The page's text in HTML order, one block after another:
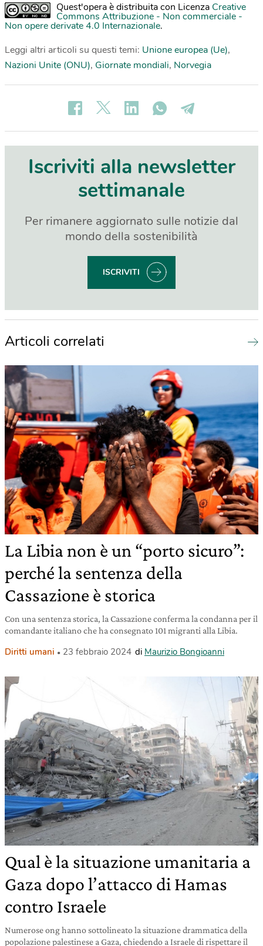
Quest'opera è distribuita con Licenza Creative
Commons Attribuzione - Non commerciale -
Non opere derivate 4.0 Internazionale.
Leggi altri articoli su questi temi: Unione europea (Ue),
Nazioni Unite (ONU), Giornate mondiali, Norvegia
Iscriviti alla newsletter
settimanale
Per rimanere aggiornato sulle notizie dal
mondo della sostenibilità
ISCRIVITI
Articoli correlati
La Libia non è un “porto sicuro”:
perché la sentenza della
Cassazione è storica
Con una sentenza storica, la Cassazione conferma la condanna per il
comandante italiano che ha consegnato 101 migranti alla Libia.
Diritti umani 23 febbraio 2024 di Maurizio Bongioanni
Qual è la situazione umanitaria a
Gaza dopo l’attacco di Hamas
contro Israele
Numerose ong hanno sottolineato la situazione drammatica della
popolazione palestinese a Gaza, chiedendo a Israele di rispettare il